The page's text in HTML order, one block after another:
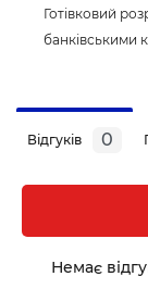
Готівковий
банківськими
Відгуків 0
Немає